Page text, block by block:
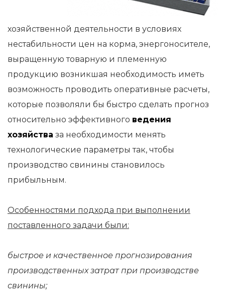
хозяйственной деятельности в условиях
нестабильности цен на корма, энергоносителе,
выращенную товарную и племенную
продукцию возникшая необходимость иметь
возможность проводить оперативные расчеты,
которые позволяли бы быстро сделать прогноз
относительно эффективного ведения
хозяйства за необходимости менять
технологические параметры так, чтобы
производство свинины становилось
прибыльным.
Особенностями подхода при выполнении
поставленного задачи были:
быстрое и качественное прогнозирования
производственных затрат при производстве
свинины;